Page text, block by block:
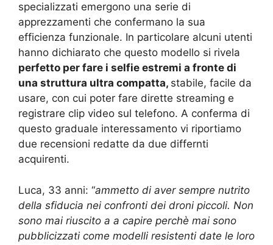
specializzati emergono una serie di
apprezzamenti che confermano la sua
efficienza funzionale. In particolare alcuni utenti
hanno dichiarato che questo modello si rivela
perfetto per fare i selfie estremi a fronte di
una struttura ultra compatta, stabile, facile da
usare, con cui poter fare dirette streaming e
registrare clip video sul telefono. A conferma di
questo graduale interessamento vi riportiamo
due recensioni redatte da due differnti
acquirenti.
Luca, 33 anni: “ammetto di aver sempre nutrito
della sfiducia nei confronti dei droni piccoli. Non
sono mai riuscito a a capire perchè mai sono
pubblicizzati come modelli resistenti date le loro